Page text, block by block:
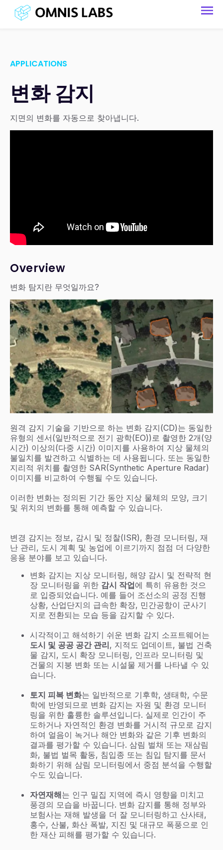
APPLICATIONS
변화 감지
지면의 변화를 자동으로 찾아냅니다.
Overview
변화 탐지란 무엇일까요?
원격 감지 기술을 기반으로 하는 변화 감지(CD)는 동일한
유형의 센서(일반적으로 전기 광학(EO))로 촬영한 2개(양
시간) 이상의(다중 시간) 이미지를 사용하여 지상 물체의
불일치를 발견하고 식별하는 데 사용됩니다. 또는 동일한
지리적 위치를 촬영한 SAR(Synthetic Aperture Radar)
이미지를 비교하여 수행될 수도 있습니다.
이러한 변화는 정의된 기간 동안 지상 물체의 모양, 크기
및 위치의 변화를 통해 예측할 수 있습니다.
변경 감지는 정보, 감시 및 정찰(ISR), 환경 모니터링, 재
난 관리, 도시 계획 및 농업에 이르기까지 점점 더 다양한
응용 분야를 보고 있습니다.
변화 감지는 지상 모니터링, 해양 감시 및 전략적 현
장 모니터링을 위한 감시 작업에 특히 유용한 것으
로 입증되었습니다. 예를 들어 조선소의 공정 진행
상황, 산업단지의 급속한 확장, 민간공항이 군사기
지로 전환되는 모습 등을 감지할 수 있다.
시각적이고 해석하기 쉬운 변화 감지 소프트웨어는
도시 및 공공 공간 관리, 지적도 업데이트, 불법 건축
물 감지, 도시 확장 모니터링, 인프라 모니터링 및
건물의 지붕 변화 또는 시설물 제거를 나타낼 수 있
습니다.
토지 피복 변화는 일반적으로 기후학, 생태학, 수문
학에 반영되므로 변화 감지는 자원 및 환경 모니터
링을 위한 훌륭한 솔루션입니다. 실제로 인간이 주
도하거나 자연적인 환경 변화를 거시적 규모로 감지
하여 얼음이 녹거나 해안 변화와 같은 기후 변화의
결과를 평가할 수 있습니다. 삼림 벌채 또는 재삼림
화, 불법 벌목 활동, 침입종 또는 침입 탐지를 문서
화하기 위해 삼림 모니터링에서 중점 분석을 수행할
수도 있습니다.
자연재해는 인구 밀집 지역에 즉시 영향을 미치고
풍경의 모습을 바꿉니다. 변화 감지를 통해 정부와
보험사는 재해 발생을 더 잘 모니터링하고 산사태,
홍수, 산불, 화산 폭발, 지진 및 대규모 폭풍으로 인
한 재산 피해를 평가할 수 있습니다.